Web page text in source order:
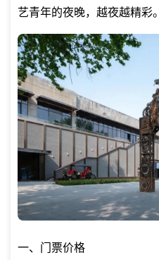
艺青年的夜晚，越夜越精彩。
一、门票价格